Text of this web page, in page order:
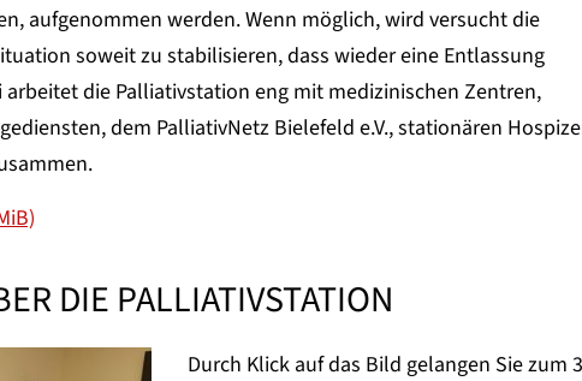
aufgenommen werden. Wenn möglich, wird versucht die
soweit zu stabilisieren, dass wieder eine Entlassung
die Palliativstation eng mit medizinischen Zentren,
dem PalliativNetz Bielefeld e.V., stationären
DIE PALLIATIVSTATION
Durch Klick auf das Bild gelangen Sie zum